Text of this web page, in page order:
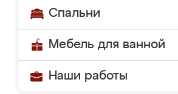
Спальни
Мебель для ванной
Наши работы